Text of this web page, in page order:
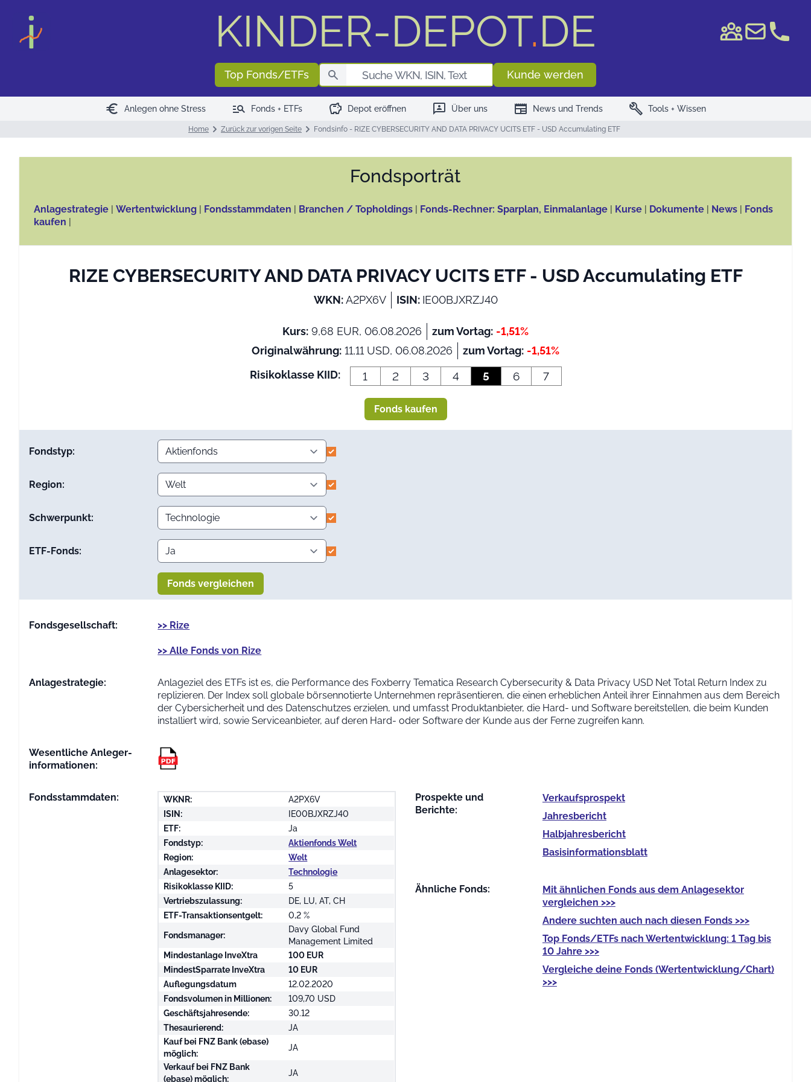
KINDER-DEPOT.DE
Top Fonds/ETFs Fondssuche WKN/ISIN
Kunde werden
euro Anlegen ohne Stress manage_search Fonds + ETFs savings Depot eröffnen 3p Über uns newspaper News und Trends build Tools + Wissen
Home Zurück zur vorigen Seite Fondsinfo - RIZE CYBERSECURITY AND DATA PRIVACY UCITS ETF - USD Accumulating ETF
Fonds­porträt
Anlagestrategie | Wertentwicklung | Fondsstammdaten | Branchen / Topholdings | Fonds-Rechner: Sparplan, Einmalanlage | Kurse | Dokumente | News | Fonds
kaufen |
RIZE CYBERSECURITY AND DATA PRIVACY UCITS ETF - USD Accumulating ETF
WKN:A2PX6V ISIN: IE00BJXRZJ40
Kurs: 9,68 EUR, 06.08.2026 zum Vortag: -1,51%
Originalwährung: 11,11 USD, 06.08.2026 zum Vortag: -1,51%
Risikoklasse KIID:
1 2 3 4 5 6 7
Fonds kaufen
Fondstyp:
Region:
Schwerpunkt:
ETF-Fonds:
Fonds vergleichen
Fondsgesellschaft: >> Rize
>> Alle Fonds von Rize
Anlage­strategie:
Anlageziel des ETFs ist es, die Performance des Foxberry Tematica Research Cybersecurity & Data Privacy USD Net Total Return Index zu
replizieren. Der Index soll globale börsennotierte Unternehmen repräsentieren, die einen erheblichen Anteil ihrer Einnahmen aus dem Bereich
der Cybersicherheit und des Datenschutzes erzielen, und umfasst Produktanbieter, die Hard- und Software bereitstellen, die beim Kunden
installiert wird, sowie Serviceanbieter, auf deren Hard- oder Software der Kunde aus der Ferne zugreifen kann.
Wesentliche Anleger­
informationen:
Fondsstammdaten: WKNR:
A2PX6V
ISIN:
IE00BJXRZJ40
ETF:
Ja
Fondstyp:
Aktienfonds Welt
Region:
Welt
Anlagesektor:
Technologie
Risikoklasse KIID:
5
Vertriebszulassung:
DE, LU, AT, CH
ETF-Transaktionsentgelt:
0,2 %
Fondsmanager:
Davy Global Fund
Management Limited
Mindestanlage InveXtra
100 EUR
MindestSparrate InveXtra
10 EUR
Auflegungsdatum
12.02.2020
Fondsvolumen in Millionen:
109,70 USD
Geschäftsjahresende:
30.12
Thesaurierend:
JA
Kauf bei FNZ Bank (ebase)
möglich:
JA
Verkauf bei FNZ Bank
(ebase) möglich:
JA
Prospekte und
Berichte:
Verkaufs­prospekt
Jahres­bericht
Halb­jahres­bericht
Basis­informationsblatt
Ähnliche Fonds: Mit ähnlichen Fondsaus dem Anlagesektor
vergleichen >>>
Anderesuchten auch nach diesen Fonds >>>
Top Fonds/ETFsnach Wertentwicklung: 1 Tag bis
10 Jahre >>>
Vergleiche deine Fonds(Wertentwicklung/Chart)
>>>